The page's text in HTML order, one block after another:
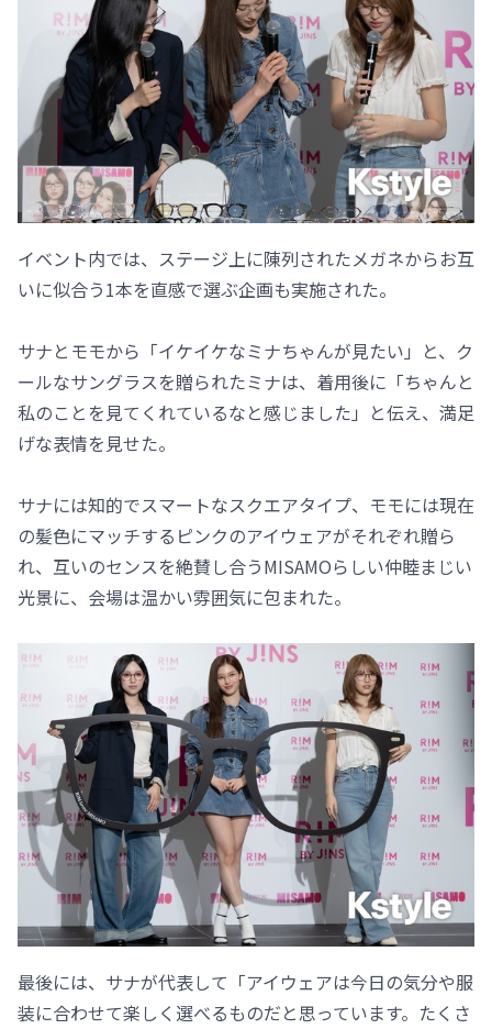
イベント内では、ステージ上に陳列されたメガネからお互
いに似合う1本を直感で選ぶ企画も実施された。
サナとモモから「イケイケなミナちゃんが見たい」と、ク
ールなサングラスを贈られたミナは、着用後に「ちゃんと
私のことを見てくれているなと感じました」と伝え、満足
げな表情を見せた。
サナには知的でスマートなスクエアタイプ、モモには現在
の髪色にマッチするピンクのアイウェアがそれぞれ贈ら
れ、互いのセンスを絶賛し合うMISAMOらしい仲睦まじい
光景に、会場は温かい雰囲気に包まれた。
最後には、サナが代表して「アイウェアは今日の気分や服
装に合わせて楽しく選べるものだと思っています。たくさ